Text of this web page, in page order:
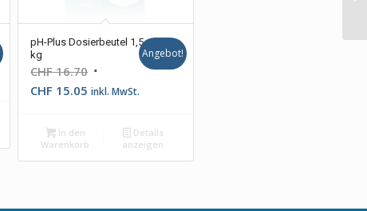
pH-Plus Dosierbeutel 1,5
kg
CHF16.70 Ursprünglicher
Preis
CHF 16.70
CHF 15.05 Aktueller
CHF 15.05.
inkl. MwSt.
Angebot!
In den
Warenkorb
Details
anzeigen